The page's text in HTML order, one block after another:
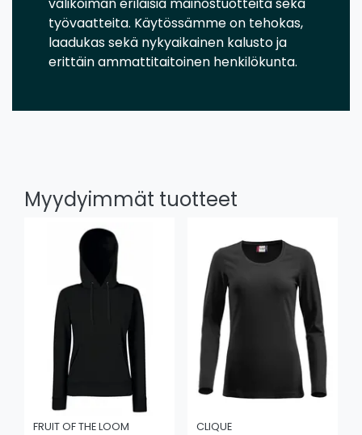
valikoiman erilaisia mainostuotteita sekä
työvaatteita. Käytössämme on tehokas,
laadukas sekä nykyaikainen kalusto ja
erittäin ammattitaitoinen henkilökunta.
Myydyimmät tuotteet
FRUIT OF THE LOOM CLIQUE